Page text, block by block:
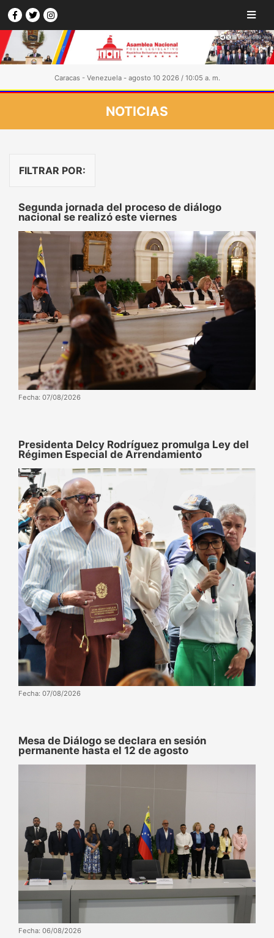
Caracas - Venezuela - agosto 10 2026 / 10:05 a. m.
NOTICIAS
FILTRAR POR:
Segunda jornada del proceso de diálogo
nacional se realizó este viernes
Fecha: 07/08/2026
Presidenta Delcy Rodríguez promulga Ley del
Régimen Especial de Arrendamiento
Fecha: 07/08/2026
Mesa de Diálogo se declara en sesión
permanente hasta el 12 de agosto
Fecha: 06/08/2026